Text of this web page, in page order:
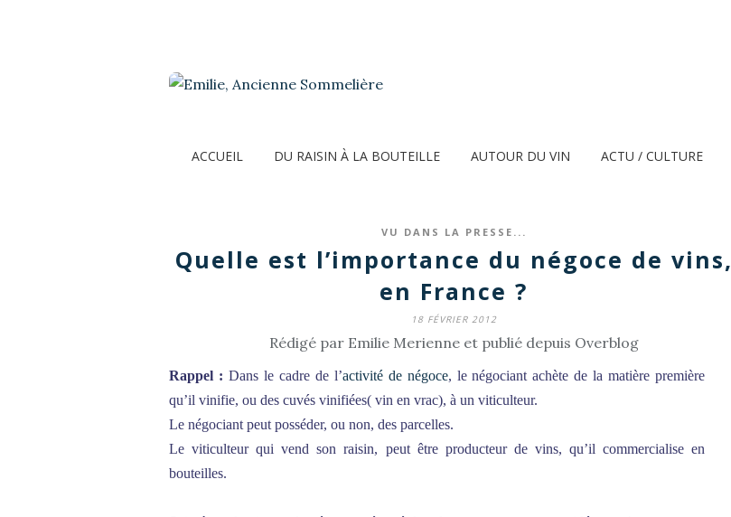
ACCUEIL DU RAISIN À LA BOUTEILLE AUTOUR DU VIN ACTU / CULTURE
VU DANS LA PRESSE...
Quelle est l’importance du négoce de vins,
en France ?
18 FÉVRIER 2012
Rédigé par Emilie Merienne et publié depuis Overblog
Rappel : Dans le cadre de l’activité de négoce, le négociant achète de la matière première
qu’il vinifie, ou des cuvés vinifiées( vin en vrac), à un viticulteur.
Le négociant peut posséder, ou non, des parcelles.
Le viticulteur qui vend son raisin, peut être producteur de vins, qu’il commercialise en
bouteilles.